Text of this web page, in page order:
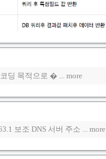
딩 목적으로 � ... more
보조 DNS 서버 주소 ... more